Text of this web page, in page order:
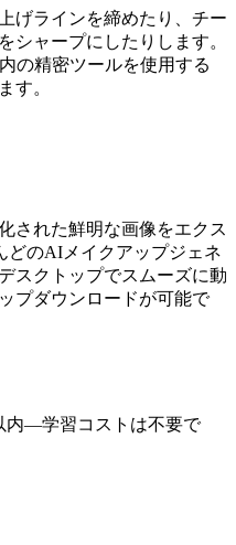
げラインを締めたり、チー
シャープにしたりします。
の精密ツールを使用する
す。
された鮮明な画像をエクス
どのAIメイクアップジェネ
スクトップでスムーズに動
プダウンロードが可能で
内—学習コストは不要で